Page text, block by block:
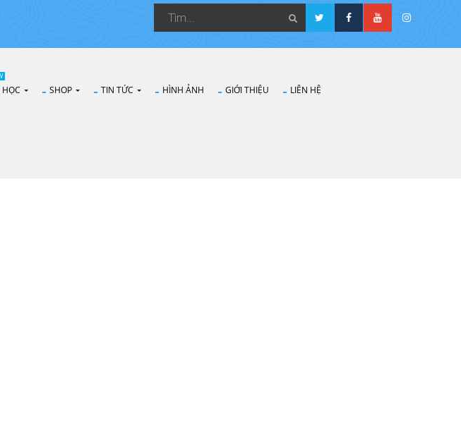
SHOP TIN TỨC HÌNH ẢNH GIỚI THIỆU LIÊN HỆ